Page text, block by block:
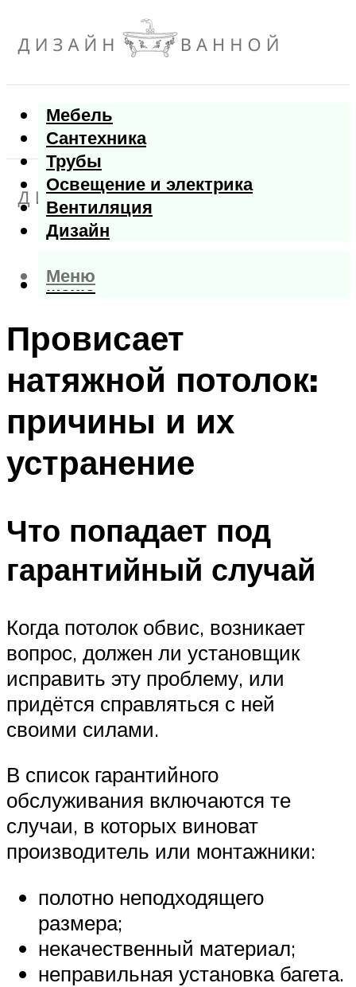
Мебель
Сантехника
Трубы
Освещение и электрика
Вентиляция
Дизайн
Меню
Меню
Провисает
натяжной потолок:
причины и их
устранение
Что попадает под
гарантийный случай
Когда потолок обвис, возникает
вопрос, должен ли установщик
исправить эту проблему, или
придётся справляться с ней
своими силами.
В список гарантийного
обслуживания включаются те
случаи, в которых виноват
производитель или монтажники:
полотно неподходящего
размера;
некачественный материал;
неправильная установка багета.